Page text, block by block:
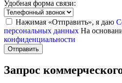
Удобная форма связи:
Нажимая «Отправить», я даю
персональных данных На
конфиденциальности
Отправить
Запрос